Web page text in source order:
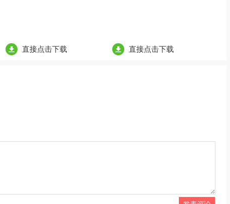
直接点击下载 直接点击下载